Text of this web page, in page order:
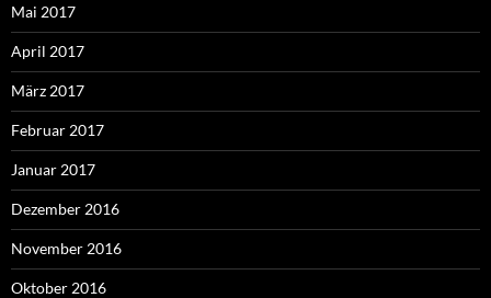
Mai 2017
April 2017
März 2017
Februar 2017
Januar 2017
Dezember 2016
November 2016
Oktober 2016